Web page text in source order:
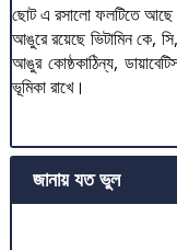
ছোট এ রসালো ফলটিতে আছে
আঙুরে রয়েছে ভিটামিন কে,
আঙুর কোষ্ঠকাঠিন্য,
ভূমিকা রাখে।
জানায় যত ভুল